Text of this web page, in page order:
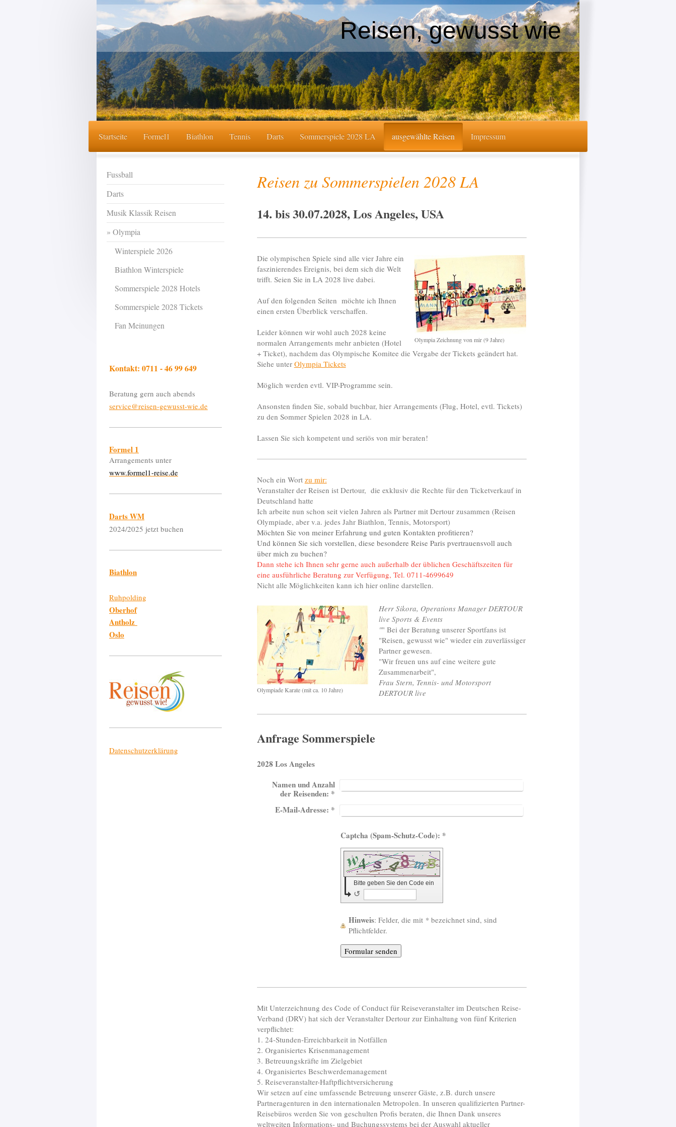
Reisen, gewusst wie
Startseite Formel1 Biathlon Tennis Darts Sommerspiele 2028 LA ausgewählte Reisen Impressum
Reisen zu Sommerspielen 2028 LA
14. bis 30.07.2028, Los Angeles, USA
Olympia Zeichnung von mir (9 Jahre)
Die olympischen Spiele sind alle vier Jahre ein
faszinierendes Ereignis, bei dem sich die Welt
trifft. Seien Sie in LA 2028 live dabei.
Auf den folgenden Seiten möchte ich Ihnen
einen ersten Überblick verschaffen.
Leider können wir wohl auch 2028 keine
normalen Arrangements mehr anbieten (Hotel
+ Ticket), nachdem das Olympische Komitee die Vergabe der Tickets geändert hat.
Siehe unter Olympia Tickets
Möglich werden evtl. VIP-Programme sein.
Ansonsten finden Sie, sobald buchbar, hier Arrangements (Flug, Hotel, evtl. Tickets)
zu den Sommer Spielen 2028 in LA.
Lassen Sie sich kompetent und seriös von mir beraten!
Noch ein Wort zu mir:
Veranstalter der Reisen ist Dertour, die exklusiv die Rechte für den Ticketverkauf in
Deutschland hatte
Ich arbeite nun schon seit vielen Jahren als Partner mit Dertour zusammen (Reisen
Olympiade, aber v.a. jedes Jahr Biathlon, Tennis, Motorsport)
Möchten Sie von meiner Erfahrung und guten Kontakten profitieren?
Und können Sie sich vorstellen, diese besondere Reise Paris pvertrauensvoll auch
über mich zu buchen?
Dann stehe ich Ihnen sehr gerne auch außerhalb der üblichen Geschäftszeiten für
eine ausführliche Beratung zur Verfügung, Tel. 0711-4699649
Nicht alle Möglichkeiten kann ich hier online darstellen.
Olympiade Karate (mit ca. 10 Jahre)
Herr Sikora, Operations Manager DERTOUR
live Sports & Events
"" Bei der Beratung unserer Sportfans ist
"Reisen, gewusst wie" wieder ein zuverlässiger
Partner gewesen.
"Wir freuen uns auf eine weitere gute
Zusammenarbeit",
Frau Stern, Tennis- und Motorsport
DERTOUR live
Anfrage Sommerspiele
2028 Los Angeles
Namen und Anzahl
der Reisenden: *
E-Mail-Adresse: *
Captcha (Spam-Schutz-Code): *
Bitte geben Sie den Code ein
↺
Hinweis : Felder, die mit *bezeichnet sind, sind
Pflichtfelder.
Mit Unterzeichnung des Code of Conduct für Reiseveranstalter im Deutschen Reise-
Verband (DRV) hat sich der Veranstalter Dertour zur Einhaltung von fünf Kriterien
verpflichtet:
1. 24-Stunden-Erreichbarkeit in Notfällen
2. Organisiertes Krisenmanagement
3. Betreuungskräfte im Zielgebiet
4. Organisiertes Beschwerdemanagement
5. Reiseveranstalter-Haftpflichtversicherung
Wir setzen auf eine umfassende Betreuung unserer Gäste, z.B. durch unsere
Partneragenturen in den internationalen Metropolen. In unseren qualifizierten Partner-
Reisebüros werden Sie von geschulten Profis beraten, die Ihnen Dank unseres
weltweiten Informations- und Buchungssystems bei der Auswahl aktueller
Fussball
Darts
Musik Klassik Reisen
Olympia
Winterspiele 2026
Biathlon Winterspiele
Sommerspiele 2028 Hotels
Sommerspiele 2028 Tickets
Fan Meinungen
Kontakt: 0711 - 46 99 649
Beratung gern auch abends
service@reisen-gewusst-wie.de
Formel 1
Arrangements unter
www.formel1-reise.de
Darts WM
2024/2025 jetzt buchen
Biathlon
Ruhpolding
Oberhof
Antholz
Oslo
Datenschutzerklärung